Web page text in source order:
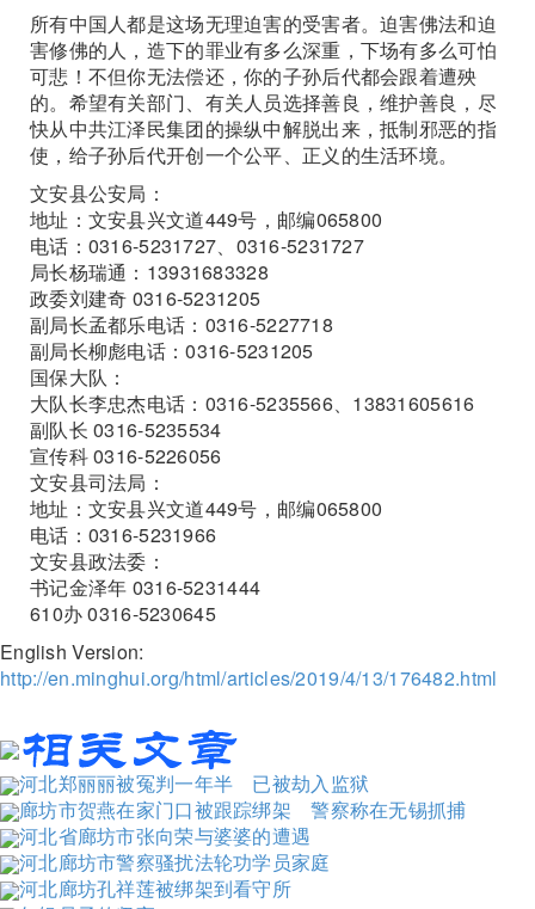
所有中国人都是这场无理迫害的受害者。迫害佛法和迫
害修佛的人，造下的罪业有多么深重，下场有多么可怕
可悲！不但你无法偿还，你的子孙后代都会跟着遭殃
的。希望有关部门、有关人员选择善良，维护善良，尽
快从中共江泽民集团的操纵中解脱出来，抵制邪恶的指
使，给子孙后代开创一个公平、正义的生活环境。
文安县公安局：
地址：文安县兴文道449号，邮编065800
电话：0316-5231727、0316-5231727
局长杨瑞通：13931683328
政委刘建奇 0316-5231205
副局长孟都乐电话：0316-5227718
副局长柳彪电话：0316-5231205
国保大队：
大队长李忠杰电话：0316-5235566、13831605616
副队长 0316-5235534
宣传科 0316-5226056
文安县司法局：
地址：文安县兴文道449号，邮编065800
电话：0316-5231966
文安县政法委：
书记金泽年 0316-5231444
610办 0316-5230645
English Version:
http://en.minghui.org/html/articles/2019/4/13/176482.html
河北郑丽丽被冤判一年半 已被劫入监狱
廊坊市贺燕在家门口被跟踪绑架 警察称在无锡抓捕
河北省廊坊市张向荣与婆婆的遭遇
河北廊坊市警察骚扰法轮功学员家庭
河北廊坊孔祥莲被绑架到看守所